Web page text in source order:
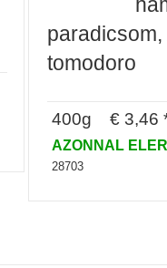
paradicsom,
tomodoro
400g € 3,46
AZONNAL
28703